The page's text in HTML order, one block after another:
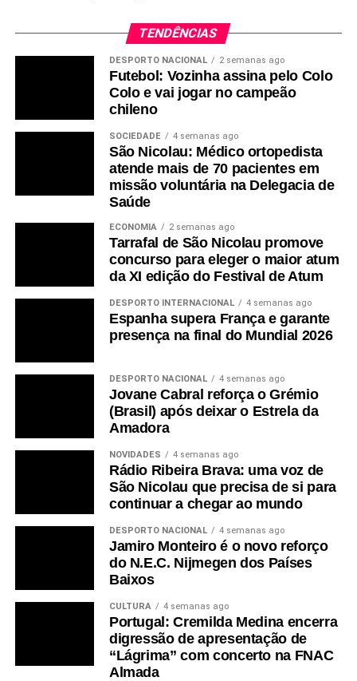
TENDÊNCIAS
DESPORTO NACIONAL 2 semanas ago
Futebol: Vozinha assina pelo Colo
Colo e vai jogar no campeão
chileno
SOCIEDADE 4 semanas ago
São Nicolau: Médico ortopedista
atende mais de 70 pacientes em
missão voluntária na Delegacia de
Saúde
ECONOMIA 2 semanas ago
Tarrafal de São Nicolau promove
concurso para eleger o maior atum
da XI edição do Festival de Atum
DESPORTO INTERNACIONAL 4 semanas ago
Espanha supera França e garante
presença na final do Mundial 2026
DESPORTO NACIONAL 4 semanas ago
Jovane Cabral reforça o Grémio
(Brasil) após deixar o Estrela da
Amadora
NOVIDADES 4 semanas ago
Rádio Ribeira Brava: uma voz de
São Nicolau que precisa de si para
continuar a chegar ao mundo
DESPORTO NACIONAL 4 semanas ago
Jamiro Monteiro é o novo reforço
do N.E.C. Nijmegen dos Países
Baixos
CULTURA 4 semanas ago
Portugal: Cremilda Medina encerra
digressão de apresentação de
“Lágrima” com concerto na FNAC
Almada